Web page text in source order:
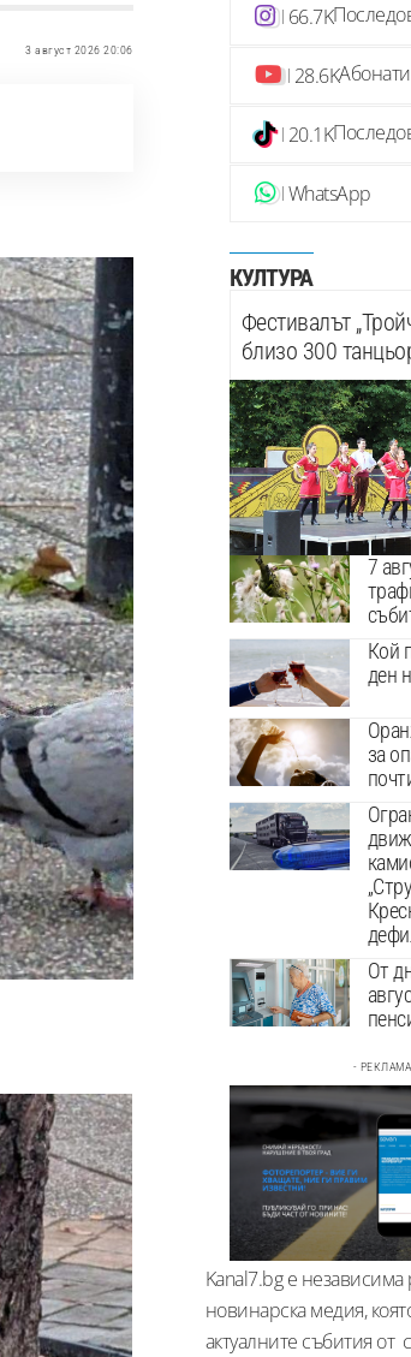
3 август 2026 20:06
66.7K
28.6KАбонати
20.1K
WhatsApp
КУЛТУРА
Фестивалът
близо 300
7
Кой
ден
за
От
-
Kanal7.bg е
новинарска медия,
актуалните събития от